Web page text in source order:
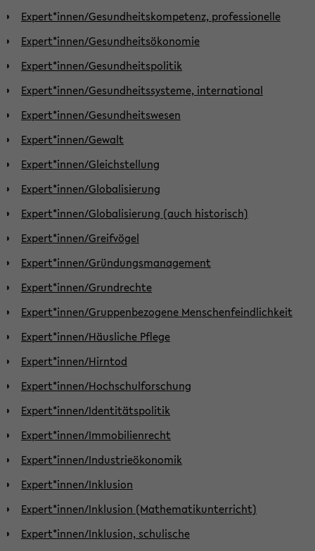
Expert*innen/Gesundheitskompetenz, professionelle
Expert*innen/Gesundheitsökonomie
Expert*innen/Gesundheitspolitik
Expert*innen/Gesundheitssysteme, international
Expert*innen/Gesundheitswesen
Expert*innen/Gewalt
Expert*innen/Gleichstellung
Expert*innen/Globalisierung
Expert*innen/Globalisierung (auch historisch)
Expert*innen/Greifvögel
Expert*innen/Gründungsmanagement
Expert*innen/Grundrechte
Expert*innen/Gruppenbezogene Menschenfeindlichkeit
Expert*innen/Häusliche Pflege
Expert*innen/Hirntod
Expert*innen/Hochschulforschung
Expert*innen/Identitätspolitik
Expert*innen/Immobilienrecht
Expert*innen/Industrieökonomik
Expert*innen/Inklusion
Expert*innen/Inklusion (Mathematikunterricht)
Expert*innen/Inklusion, schulische